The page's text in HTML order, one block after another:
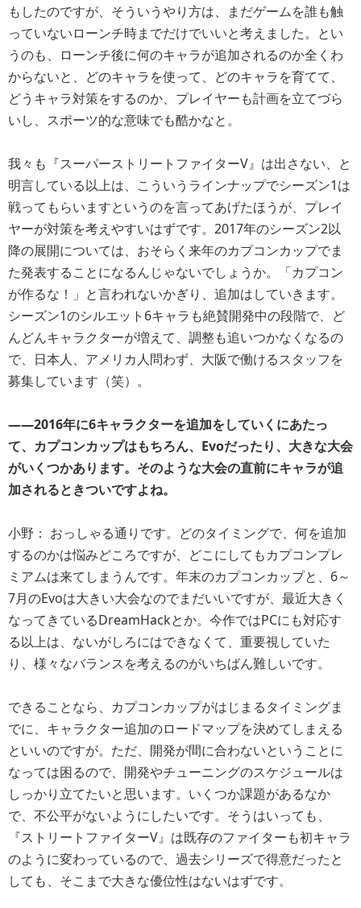
もしたのですが、そういうやり方は、まだゲームを誰も触
っていないローンチ時までだけでいいと考えました。とい
うのも、ローンチ後に何のキャラが追加されるのか全くわ
からないと、どのキャラを使って、どのキャラを育てて、
どうキャラ対策をするのか、プレイヤーも計画を立てづら
いし、スポーツ的な意味でも酷かなと。
我々も『スーパーストリートファイターV』は出さない、と
明言している以上は、こういうラインナップでシーズン1は
戦ってもらいますというのを言ってあげたほうが、プレイ
ヤーが対策を考えやすいはずです。2017年のシーズン2以
降の展開については、おそらく来年のカプコンカップでま
た発表することになるんじゃないでしょうか。「カプコン
が作るな！」と言われないかぎり、追加はしていきます。
シーズン1のシルエット6キャラも絶賛開発中の段階で、ど
んどんキャラクターが増えて、調整も追いつかなくなるの
で、日本人、アメリカ人問わず、大阪で働けるスタッフを
募集しています（笑）。
――2016年に6キャラクターを追加をしていくにあたっ
て、カプコンカップはもちろん、Evoだったり、大きな大会
がいくつかあります。そのような大会の直前にキャラが追
加されるときついですよね。
小野： おっしゃる通りです。どのタイミングで、何を追加
するのかは悩みどころですが、どこにしてもカプコンプレ
ミアムは来てしまうんです。年末のカプコンカップと、6～
7月のEvoは大きい大会なのでまだいいですが、最近大きく
なってきているDreamHackとか。今作ではPCにも対応す
る以上は、ないがしろにはできなくて、重要視していた
り、様々なバランスを考えるのがいちばん難しいです。
できることなら、カプコンカップがはじまるタイミングま
でに、キャラクター追加のロードマップを決めてしまえる
といいのですが。ただ、開発が間に合わないということに
なっては困るので、開発やチューニングのスケジュールは
しっかり立てたいと思います。いくつか課題があるなか
で、不公平がないようにしたいです。そうはいっても、
『ストリートファイターV』は既存のファイターも初キャラ
のように変わっているので、過去シリーズで得意だったと
しても、そこまで大きな優位性はないはずです。